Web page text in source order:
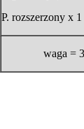
P. rozszerzony x 1
waga =